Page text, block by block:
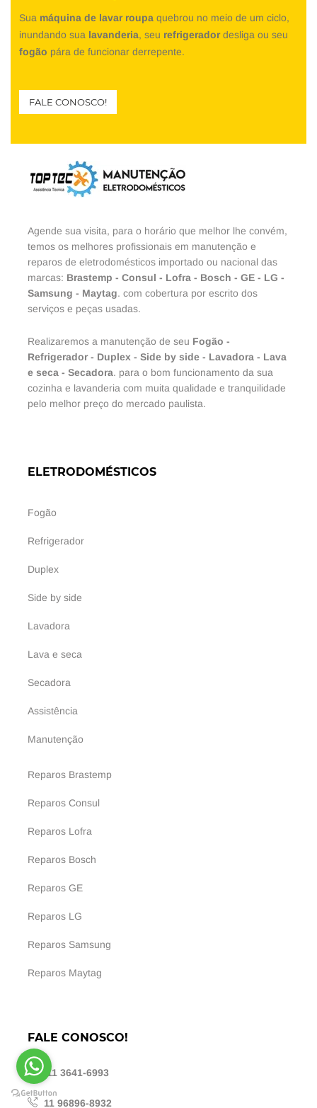
Sua máquina de lavar roupa quebrou no meio de um ciclo,
inundando sua lavanderia, seu refrigeradordesliga ou seu
fogão pára de funcionar derrepente.
FALE CONOSCO!
Agende sua visita, para o horário que melhor lhe convém,
temos os melhores profissionais em manutenção e
reparos de eletrodomésticos importado ou nacional das
marcas: Brastemp - Consul - Lofra - Bosch - GE - LG -
Samsung - Maytag. com cobertura por escrito dos
serviços e peças usadas.
Realizaremos a manutenção de seu Fogão -
Refrigerador- Duplex - Side by side - Lavadora - Lava
e seca - Secadora. para o bom funcionamento da sua
cozinha e lavanderia com muita qualidade e tranquilidade
pelo melhor preço do mercado paulista.
ELETRODOMÉSTICOS
Fogão
Refrigerador
Duplex
Side by side
Lavadora
Lava e seca
Secadora
Assistência
Manutenção
Reparos Brastemp
Reparos Consul
Reparos Lofra
Reparos Bosch
Reparos GE
Reparos LG
Reparos Samsung
Reparos Maytag
FALE CONOSCO!
11 3641-6993
11 96896-8932